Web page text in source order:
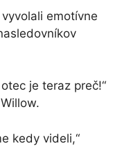
emotívne
je teraz preč!“
kedy videli,“